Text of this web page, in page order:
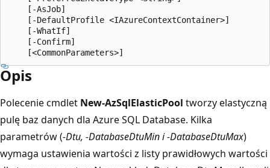
    [-AsJob]
    [-DefaultProfile <IAzureContextContainer>]
    [-WhatIf]
    [-Confirm]
Opis
Polecenie cmdlet New-AzSqlElasticPool tworzy elastyczną
pulę baz danych dla Azure SQL Database. Kilka
parametrów (-Dtu, -DatabaseDtuMin i -DatabaseDtuMax)
wymaga ustawienia wartości z listy prawidłowych wartości